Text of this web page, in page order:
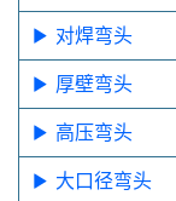
对焊弯头
厚壁弯头
高压弯头
大口径弯头